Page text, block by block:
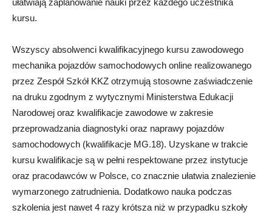
ułatwiają zaplanowanie nauki przez każdego uczestnika
kursu.
Wszyscy absolwenci kwalifikacyjnego kursu zawodowego
mechanika pojazdów samochodowych online realizowanego
przez Zespół Szkół KKZ otrzymują stosowne zaświadczenie
na druku zgodnym z wytycznymi Ministerstwa Edukacji
Narodowej oraz kwalifikacje zawodowe w zakresie
przeprowadzania diagnostyki oraz naprawy pojazdów
samochodowych (kwalifikacje MG.18). Uzyskane w trakcie
kursu kwalifikacje są w pełni respektowane przez instytucje
oraz pracodawców w Polsce, co znacznie ułatwia znalezienie
wymarzonego zatrudnienia. Dodatkowo nauka podczas
szkolenia jest nawet 4 razy krótsza niż w przypadku szkoły